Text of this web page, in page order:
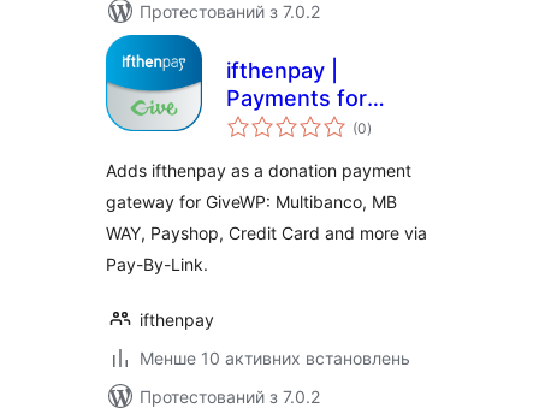
Протестований з 7.0.2
ifthenpay |
Payments for
GiveWP
(0загальний
рейтинг
)
Adds ifthenpay as a donation payment
gateway for GiveWP: Multibanco, MB
WAY, Payshop, Credit Card and more via
Pay-By-Link.
ifthenpay
Менше 10 активних встановлень
Протестований з 7.0.2